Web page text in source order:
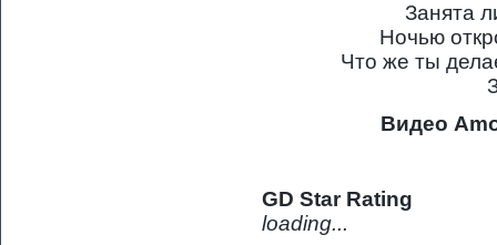
Занята
Ночью
Что же ты
Видео
GD Star Rating
loading...